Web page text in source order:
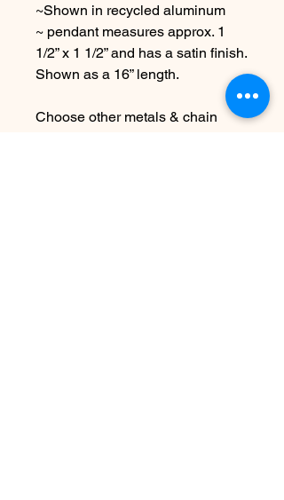
~Shown in recycled aluminum
~ pendant measures approx. 1
1/2” x 1 1/2” and has a satin finish.
Shown as a 16” length.
Choose other metals & chain